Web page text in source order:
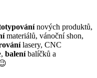
nových produktů,
materiálů, vánoční shon,
lasery, CNC
baleníbalíčků a